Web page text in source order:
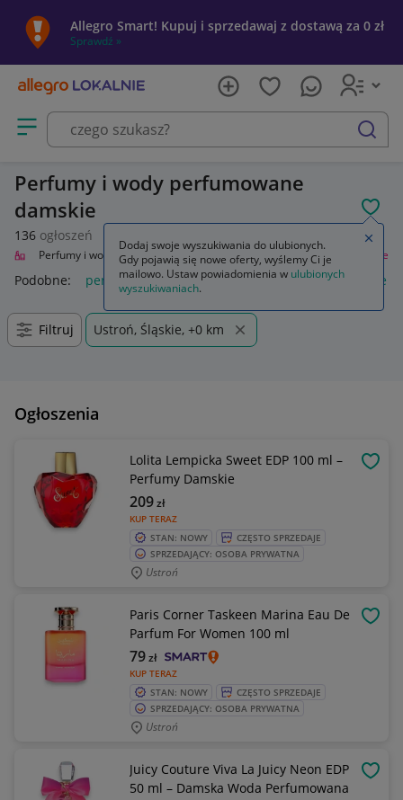
Allegro Smart! Kupuj i sprzedawaj z dostawą za 0 zł
Sprawdź »
Otwórz menu z kategoriami
szukaj
Perfumy i wody perfumowane
damskie
136 ogłoszeń
Perfumy i wody Zapachy dla kobiet Perfumy i wody perfumowane
Podobne: perfumy i wody perfumowane perfumy damskie
Filtruj Ustroń, Śląskie, +0 km
Ogłoszenia
Lolita Lempicka Sweet EDP 100 ml –
Perfumy Damskie
KUP TERAZ
209zł
STAN: NOWY
CZĘSTO SPRZEDAJE
SPRZEDAJĄCY: OSOBA PRYWATNA
Ustroń
Paris Corner Taskeen Marina Eau De
Parfum For Women 100 ml
KUP TERAZ
79zł
STAN: NOWY
CZĘSTO SPRZEDAJE
SPRZEDAJĄCY: OSOBA PRYWATNA
Ustroń
Juicy Couture Viva La Juicy Neon EDP
50 ml – Damska Woda Perfumowana
Dodaj swoje wyszukiwania do ulubionych.
Gdy pojawią się nowe oferty, wyślemy Ci je
mailowo. Ustaw powiadomienia w ulubionych
wyszukiwaniach.